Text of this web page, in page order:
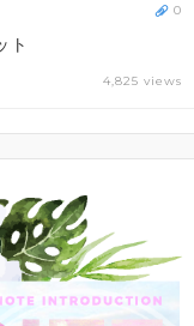
ト
4,825 views
0